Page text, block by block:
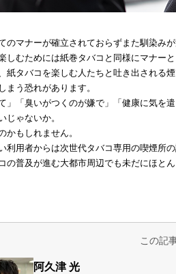
のマナーが確立されておらずまた馴染
しむためには紙巻タバコと同様にマナー
紙タバコを楽しむ人たちと吐き出される
まう恐れがあります。
」「臭いがつくのが嫌で」「健康に気
じゃないか。
かもしれません。
利用者からは次世代タバコ専用の喫煙所
の普及が進む大都市周辺でも未だにほと
この記
阿久津 光